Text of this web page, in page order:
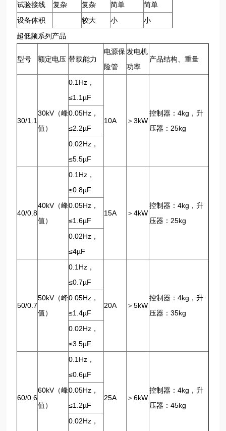
试验接线 复杂 复杂 简单
简单
设备体积
较大 小
小
超低频系列产品
型号 额定电压 带载能力
电源保
险管
发电机
功率
产品结构、重量
30/1.1
30kV（峰
值）
0.1Hz，
≤1.1µF
10A ＞3kW
控制器：4kg，升
压器：25kg
0.05Hz，
≤2.2µF
0.02Hz，
≤5.5µF
40/0.8
40kV（峰
值）
0.1Hz，
≤0.8µF
15A ＞4kW
控制器：4kg，升
压器：25kg
0.05Hz，
≤1.6µF
0.02Hz，
≤4µF
50/0.7
50kV（峰
值）
0.1Hz，
≤0.7µF
20A ＞5kW
控制器：4kg，升
压器：35kg
0.05Hz，
≤1.4µF
0.02Hz，
≤3.5µF
60/0.6
60kV（峰
值）
0.1Hz，
≤0.6µF
25A ＞6kW
控制器：4kg，升
压器：45kg
0.05Hz，
≤1.2µF
0.02Hz，